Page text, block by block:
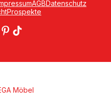
AGBDatenschutz
Prospekte
Möbel